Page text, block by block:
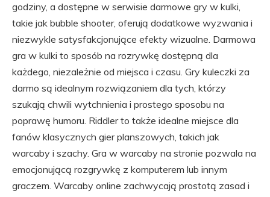
godziny, a dostępne w serwisie darmowe gry w kulki,
takie jak bubble shooter, oferują dodatkowe wyzwania i
niezwykle satysfakcjonujące efekty wizualne. Darmowa
gra w kulki to sposób na rozrywkę dostępną dla
każdego, niezależnie od miejsca i czasu. Gry kuleczki za
darmo są idealnym rozwiązaniem dla tych, którzy
szukają chwili wytchnienia i prostego sposobu na
poprawę humoru. Riddler to także idealne miejsce dla
fanów klasycznych gier planszowych, takich jak
warcaby i szachy. Gra w warcaby na stronie pozwala na
emocjonującą rozgrywkę z komputerem lub innym
graczem. Warcaby online zachwycają prostotą zasad i